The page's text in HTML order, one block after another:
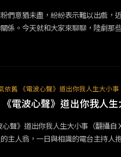
們意猶未盡，紛紛表示難以出戲
那些讓觀眾深陷其中的秘密。 1.彈幕文化&nbsp;彈幕是起源於日本的一種實時
影視平台均開啟這項功能。讓觀眾
依舊 《電波心聲》道出你我人生大小事
電波心聲》道出你我人生
聲》道出你我人生大小事（翻攝
主人翁，一日與相識的電台主持
突出，以北海道藻岩山電台（藻